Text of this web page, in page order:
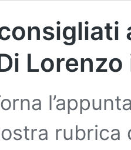
rubrica